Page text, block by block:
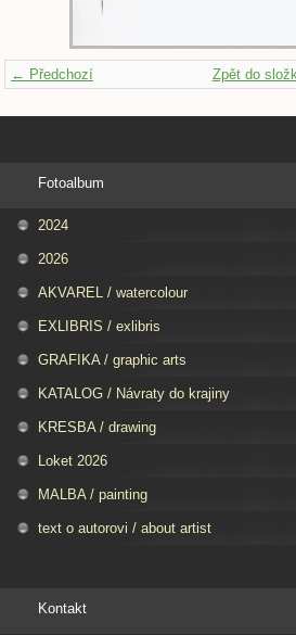
← Předchozí Zpět do
Fotoalbum
2024
2026
AKVAREL / watercolour
EXLIBRIS / exlibris
GRAFIKA / graphic arts
KATALOG / Návraty do krajiny
KRESBA / drawing
Loket 2026
MALBA / painting
text o autorovi / about artist
Kontakt